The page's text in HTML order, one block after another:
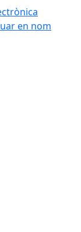
en nom